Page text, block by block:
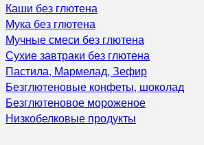
Каши без глютена
Мука без глютена
Мучные смеси без глютена
Сухие завтраки без глютена
Пастила, Мармелад, Зефир
Безглютеновые конфеты, шоколад
Безглютеновое мороженое
Низкобелковые продукты